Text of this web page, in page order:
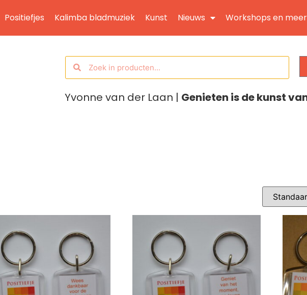
Positiefjes Kalimba bladmuziek Kunst Nieuws Workshops en meer
Yvonne van der Laan | Genieten is de kunst